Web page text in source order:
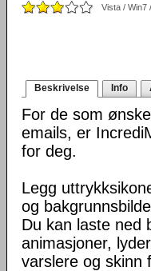
Vista / Win7
Beskrivelse Info
For de som
emails, er
for deg.
Legg
og
Du kan laste ned
animasjoner,
varslere og skinn